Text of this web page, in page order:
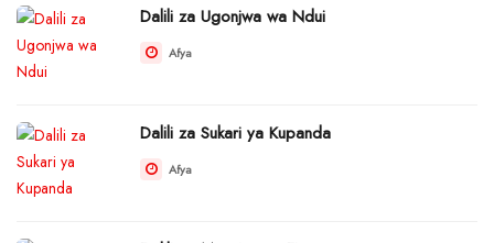
Dalili za Ugonjwa wa Ndui
Afya
Dalili za Sukari ya Kupanda
Afya